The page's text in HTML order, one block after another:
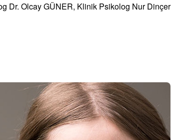
Dr. Olcay GÜNER, Klinik Psikolog Nur Dinçer